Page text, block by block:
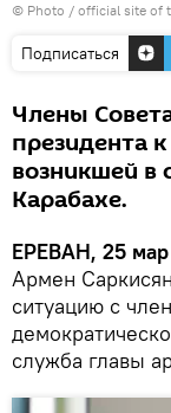
© Photo / official site of
Подписаться
Члены
президента
возникшей в
Карабахе.
ЕРЕВАН, 25
Армен
ситуацию с
служба главы